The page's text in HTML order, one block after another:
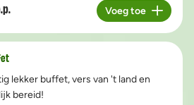
Aantal
Voeg toe
lekker buffet, vers van 't land en
bereid!